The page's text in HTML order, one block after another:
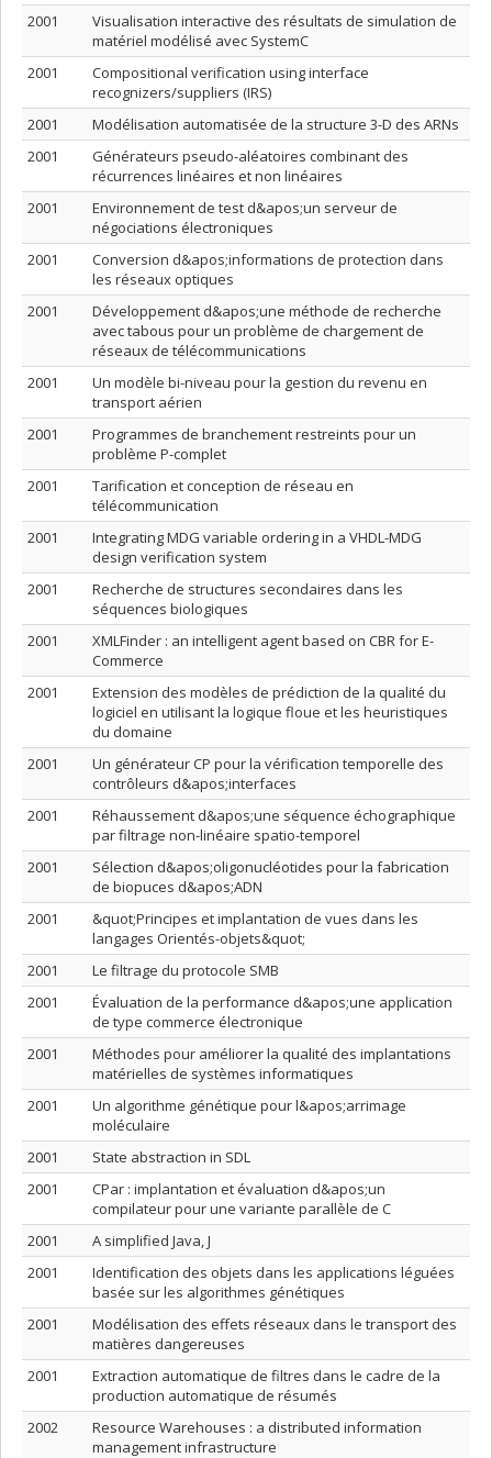
2001
Visualisation interactive des résultats de simulation de
matériel modélisé avec SystemC
2001
Compositional verification using interface
recognizers/suppliers (IRS)
2001
Modélisation automatisée de la structure 3-D des ARNs
2001
Générateurs pseudo-aléatoires combinant des
récurrences linéaires et non linéaires
2001
Environnement de test d&apos;un serveur de
négociations électroniques
2001
Conversion d&apos;informations de protection dans
les réseaux optiques
2001
Développement d&apos;une méthode de recherche
avec tabous pour un problème de chargement de
réseaux de télécommunications
2001
Un modèle bi-niveau pour la gestion du revenu en
transport aérien
2001
Programmes de branchement restreints pour un
problème P-complet
2001
Tarification et conception de réseau en
télécommunication
2001
Integrating MDG variable ordering in a VHDL-MDG
design verification system
2001
Recherche de structures secondaires dans les
séquences biologiques
2001
XMLFinder : an intelligent agent based on CBR for E-
Commerce
2001
Extension des modèles de prédiction de la qualité du
logiciel en utilisant la logique floue et les heuristiques
du domaine
2001
Un générateur CP pour la vérification temporelle des
contrôleurs d&apos;interfaces
2001
Réhaussement d&apos;une séquence échographique
par filtrage non-linéaire spatio-temporel
2001
Sélection d&apos;oligonucléotides pour la fabrication
de biopuces d&apos;ADN
2001
&quot;Principes et implantation de vues dans les
langages Orientés-objets&quot;
2001
Le filtrage du protocole SMB
2001
Évaluation de la performance d&apos;une application
de type commerce électronique
2001
Méthodes pour améliorer la qualité des implantations
matérielles de systèmes informatiques
2001
Un algorithme génétique pour l&apos;arrimage
moléculaire
2001
State abstraction in SDL
2001
CPar : implantation et évaluation d&apos;un
compilateur pour une variante parallèle de C
2001
A simplified Java, J
2001
Identification des objets dans les applications léguées
basée sur les algorithmes génétiques
2001
Modélisation des effets réseaux dans le transport des
matières dangereuses
2001
Extraction automatique de filtres dans le cadre de la
production automatique de résumés
2002
Resource Warehouses : a distributed information
management infrastructure